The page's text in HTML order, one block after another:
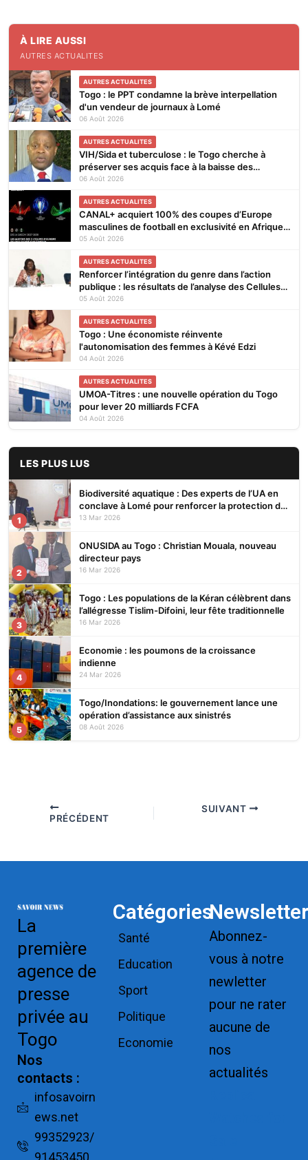
À LIRE AUSSI
AUTRES ACTUALITES
AUTRES ACTUALITES
Togo : le PPT condamne la brève interpellation
d'un vendeur de journaux à Lomé
06 Août 2026
AUTRES ACTUALITES
VIH/Sida et tuberculose : le Togo cherche à
préserver ses acquis face à la baisse des
financements
06 Août 2026
AUTRES ACTUALITES
CANAL+ acquiert 100% des coupes d’Europe
masculines de football en exclusivité en Afrique
subsaharienne pour 4 saisons jusqu’en 2031
05 Août 2026
AUTRES ACTUALITES
Renforcer l’intégration du genre dans l’action
publique : les résultats de l’analyse des Cellules
Focales Genre restitués à Lomé
05 Août 2026
AUTRES ACTUALITES
Togo : Une économiste réinvente
l'autonomisation des femmes à Kévé Edzi
04 Août 2026
AUTRES ACTUALITES
UMOA-Titres : une nouvelle opération du Togo
pour lever 20 milliards FCFA
04 Août 2026
LES PLUS LUS
1
Biodiversité aquatique : Des experts de l’UA en
conclave à Lomé pour renforcer la protection des
écosystèmes
13 Mar 2026
2
ONUSIDA au Togo : Christian Mouala, nouveau
directeur pays
16 Mar 2026
3
Togo : Les populations de la Kéran célèbrent dans
l’allégresse Tislim-Difoini, leur fête traditionnelle
16 Mar 2026
4
Economie : les poumons de la croissance
indienne
24 Mar 2026
5
Togo/Inondations: le gouvernement lance une
opération d’assistance aux sinistrés
08 Août 2026
PRÉCÉDENT
SUIVANT
La
première
agence de
presse
privée au
Togo
Nos
contacts :
infosavoirn
ews.net
99352923/
91453450
Catégories
Santé
Education
Sport
Politique
Economie
Newsletter
Abonnez-
vous à notre
newletter
pour ne rater
aucune de
nos
actualités